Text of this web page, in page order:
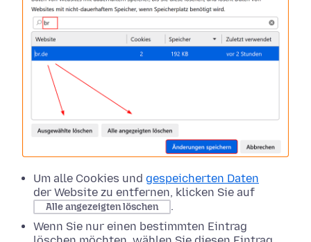
Um alle Cookies und gespeicherten Daten
der Website zu entfernen, klicken Sie auf
Alle angezeigten löschen
.
Wenn Sie nur einen bestimmten Eintrag